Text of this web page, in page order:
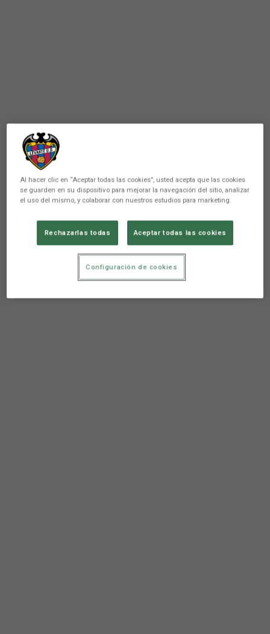
Al hacer clic en “Aceptar todas las cookies”, usted acepta que las cookies
se guarden en su dispositivo para mejorar la navegación del sitio, analizar
el uso del mismo, y colaborar con nuestros estudios para marketing.
Rechazarlas todas Aceptar todas las cookies
Configuración de cookies